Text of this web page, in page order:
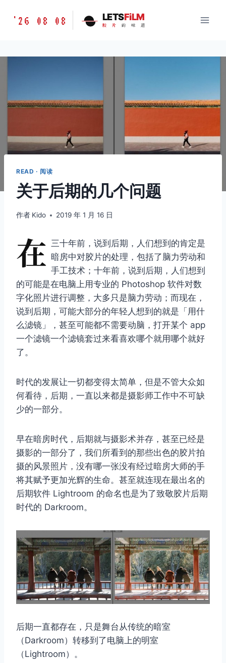
胶
味
'26 08 08 LETSFiLM
胶 片 的 味 道
READ · 阅读
关于后期的几个问题
作者 Kido 2019 年 1 月 16 日
在 三十年前，说到后期，人们想到的肯定是
暗房中对胶片的处理，包括了脑力劳动和
手工技术；十年前，说到后期，人们想到
的可能是在电脑上用专业的 Photoshop 软件对数
字化照片进行调整，大多只是脑力劳动；而现在，
说到后期，可能大部分的年轻人想到的就是「用什
么滤镜」，甚至可能都不需要动脑，打开某个 app
一个滤镜一个滤镜套过来看喜欢哪个就用哪个就好
了。
时代的发展让一切都变得太简单，但是不管大众如
何看待，后期，一直以来都是摄影师工作中不可缺
少的一部分。
早在暗房时代，后期就与摄影术并存，甚至已经是
摄影的一部分了，我们所看到的那些出色的胶片拍
摄的风景照片，没有哪一张没有经过暗房大师的手
将其赋予更加光辉的生命。甚至就连现在最出名的
后期软件 Lightroom 的命名也是为了致敬胶片后期
时代的 Darkroom。
后期一直都存在，只是舞台从传统的暗室
（Darkroom）转移到了电脑上的明室
（Lightroom）。